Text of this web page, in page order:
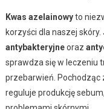
Kwas azelainowyto
korzyści dla naszej skóry.
antybakteryjneoraz
sprawdza się w leczeniu
przebarwień. Pochodząc
reguluje produkcję